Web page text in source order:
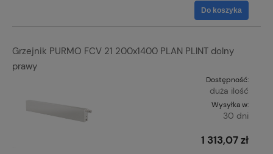
Do koszyka
Grzejnik PURMO FCV 21 200x1400 PLAN PLINT dolny
prawy
Dostępność:
duża ilość
Wysyłka w:
30 dni
1 313,07 zł